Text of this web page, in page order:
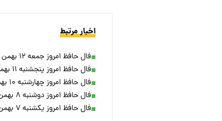
اخبار مرتبط
فال حافظ امروز جمعه ۱۲ بهمن ۱۴۰۳
فال حافظ امروز پنجشنبه ۱۱ بهمن ۱۴۰۳
فال حافظ امروز چهارشنبه ۱۰ بهمن ۱۴۰۳
فال حافظ امروز دوشنبه ۸ بهمن ۱۴۰۳
فال حافظ امروز یکشنبه ۷ بهمن ماه ۱۴۰۳